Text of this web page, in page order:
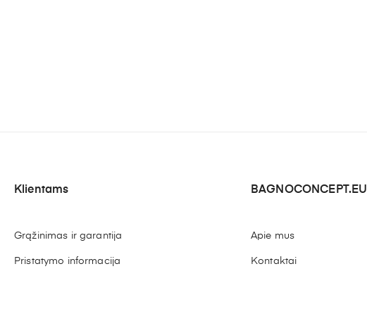
Klientams
Grąžinimas ir garantija
Pristatymo informacija
BAGNOCONCEPT.EU
Apie mus
Kontaktai